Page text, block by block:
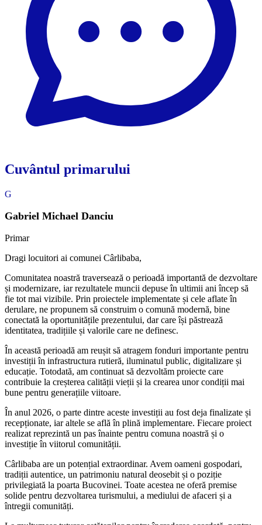
Cuvântul primarului
G
Gabriel Michael Danciu
Primar
Dragi locuitori ai comunei Cârlibaba,
Comunitatea noastră traversează o perioadă importantă de dezvoltare
și modernizare, iar rezultatele muncii depuse în ultimii ani încep să
fie tot mai vizibile. Prin proiectele implementate și cele aflate în
derulare, ne propunem să construim o comună modernă, bine
conectată la oportunitățile prezentului, dar care își păstrează
identitatea, tradițiile și valorile care ne definesc.
În această perioadă am reușit să atragem fonduri importante pentru
investiții în infrastructura rutieră, iluminatul public, digitalizare și
educație. Totodată, am continuat să dezvoltăm proiecte care
contribuie la creșterea calității vieții și la crearea unor condiții mai
bune pentru generațiile viitoare.
În anul 2026, o parte dintre aceste investiții au fost deja finalizate și
recepționate, iar altele se află în plină implementare. Fiecare proiect
realizat reprezintă un pas înainte pentru comuna noastră și o
investiție în viitorul comunității.
Cârlibaba are un potențial extraordinar. Avem oameni gospodari,
tradiții autentice, un patrimoniu natural deosebit și o poziție
privilegiată la poarta Bucovinei. Toate acestea ne oferă premise
solide pentru dezvoltarea turismului, a mediului de afaceri și a
întregii comunități.